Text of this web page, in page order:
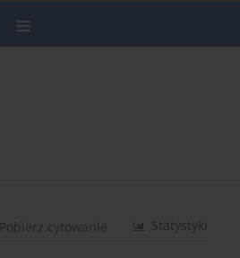
Statystyki
Pobierz cytowanie